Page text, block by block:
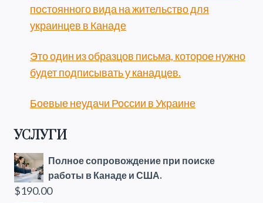
постоянного вида на жительство для
украинцев в Канаде
Это один из образцов письма, которое нужно
будет подписывать у канадцев.
Боевые неудачи России в Украине
УСЛУГИ
Полное сопровождение при поиске
работы в Канаде и США.
$190.00